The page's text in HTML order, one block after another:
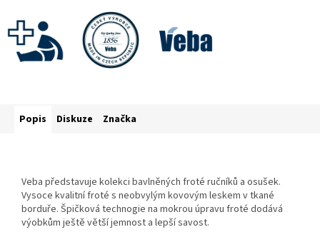
Popis Diskuze Značka
Veba představuje kolekci bavlněných froté ručníků a osušek.
Vysoce kvalitní froté s neobvylým kovovým leskem v tkané
borduře. Špičková technogie na mokrou úpravu froté dodává
výobkům ještě větší jemnost a lepší savost.